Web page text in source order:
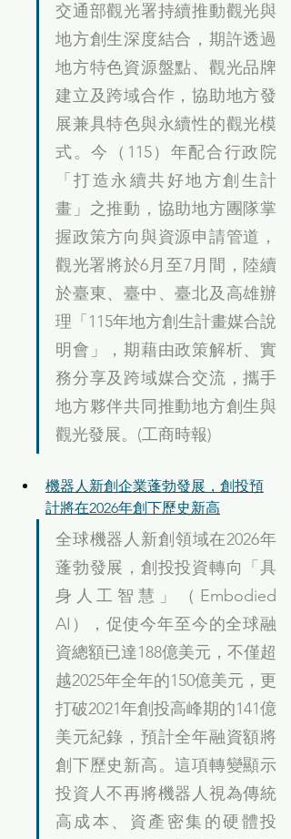
交通部觀光署持續推動觀光與
地方創生深度結合，期許透過
地方特色資源盤點、觀光品牌
建立及跨域合作，協助地方發
展兼具特色與永續性的觀光模
式。今（115）年配合行政院
「打造永續共好地方創生計
畫」之推動，協助地方團隊掌
握政策方向與資源申請管道，
觀光署將於6月至7月間，陸續
於臺東、臺中、臺北及高雄辦
理「115年地方創生計畫媒合說
明會」，期藉由政策解析、實
務分享及跨域媒合交流，攜手
地方夥伴共同推動地方創生與
觀光發展。(工商時報)
機器人新創企業蓬勃發展，創投預
計將在2026年創下歷史新高
全球機器人新創領域在2026年
蓬勃發展，創投投資轉向「具
身人工智慧」（Embodied
AI），促使今年至今的全球融
資總額已達188億美元，不僅超
越2025年全年的150億美元，更
打破2021年創投高峰期的141億
美元紀錄，預計全年融資額將
創下歷史新高。這項轉變顯示
投資人不再將機器人視為傳統
高成本、資產密集的硬體投